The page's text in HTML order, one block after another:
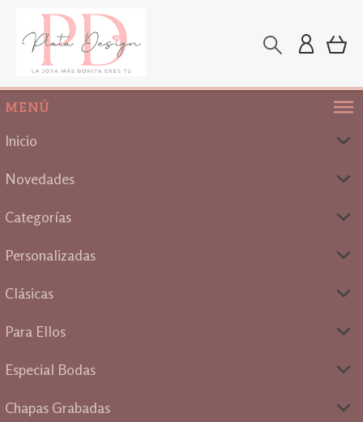
MENÚ
Inicio
Novedades
Categorías
Personalizadas
Clásicas
Para Ellos
Especial Bodas
Chapas Grabadas